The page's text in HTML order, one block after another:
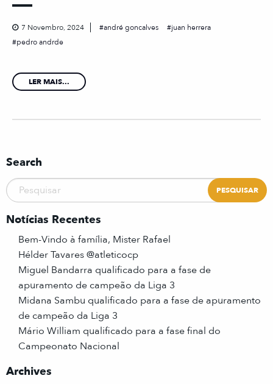
7 Novembro, 2024 andré goncalves
juan herrera
pedro andrde
LER MAIS...
Search
Notícias Recentes
Bem-Vindo à família, Mister Rafael
Hélder Tavares @atleticocp
Miguel Bandarra qualificado para a fase de
apuramento de campeão da Liga 3
Midana Sambu qualificado para a fase de apuramento
de campeão da Liga 3
Mário William qualificado para a fase final do
Campeonato Nacional
Archives